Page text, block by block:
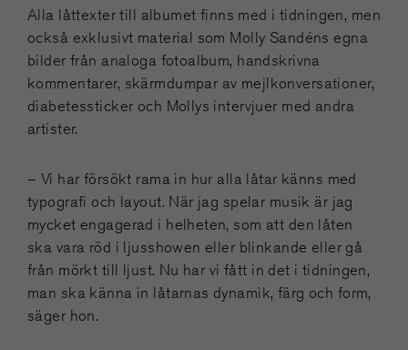
Alla låttexter till albumet finns med i tidningen, men
också exklusivt material som Molly Sandéns egna
bilder från analoga fotoalbum, handskrivna
kommentarer, skärmdumpar av mejlkonversationer,
diabetessticker och Mollys intervjuer med andra
artister.
– Vi har försökt rama in hur alla låtar känns med
typografi och layout. När jag spelar musik är jag
mycket engagerad i helheten, som att den låten
ska vara röd i ljusshowen eller blinkande eller gå
från mörkt till ljust. Nu har vi fått in det i tidningen,
man ska känna in låtarnas dynamik, färg och form,
säger hon.